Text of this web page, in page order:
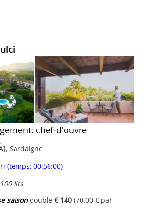
chef-d'ouvre
Sardaigne
(temps: 00:56:00)
lits
saisondouble€ 140 (70.00 € par